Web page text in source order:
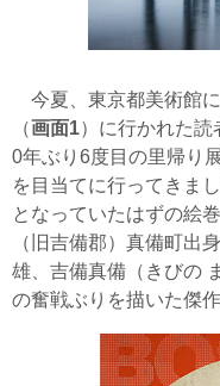
今夏、東京都美術館
（画面1）に行かれた
0年ぶり6度目の里帰り
を目当てに行ってきま
となっていたはずの絵
（旧吉備郡）真備町出
雄、吉備真備（きびの
の奮戦ぶりを描いた傑作